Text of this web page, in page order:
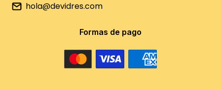
hola@devidres.com
Formas de pago